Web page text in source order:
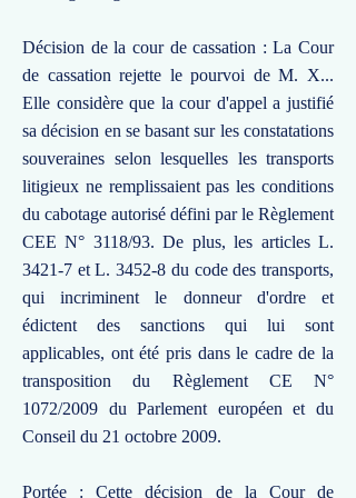
Décision de la cour de cassation : La Cour
de cassation rejette le pourvoi de M. X...
Elle considère que la cour d'appel a justifié
sa décision en se basant sur les constatations
souveraines selon lesquelles les transports
litigieux ne remplissaient pas les conditions
du cabotage autorisé défini par le Règlement
CEE N° 3118/93. De plus, les articles L.
3421-7 et L. 3452-8 du code des transports,
qui incriminent le donneur d'ordre et
édictent des sanctions qui lui sont
applicables, ont été pris dans le cadre de la
transposition du Règlement CE N°
1072/2009 du Parlement européen et du
Conseil du 21 octobre 2009.
Portée : Cette décision de la Cour de